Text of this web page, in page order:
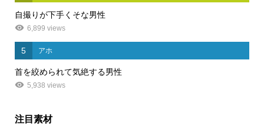
自撮りが下手くそな男性
6,899 views
5 アホ
首を絞められて気絶する男性
5,938 views
注目素材